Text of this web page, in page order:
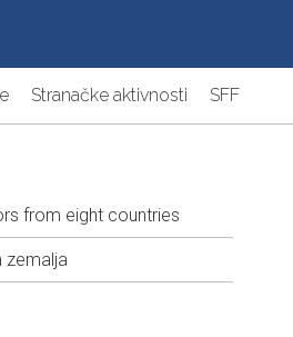
Stranačke aktivnosti SFF
from eight countries
zemalja